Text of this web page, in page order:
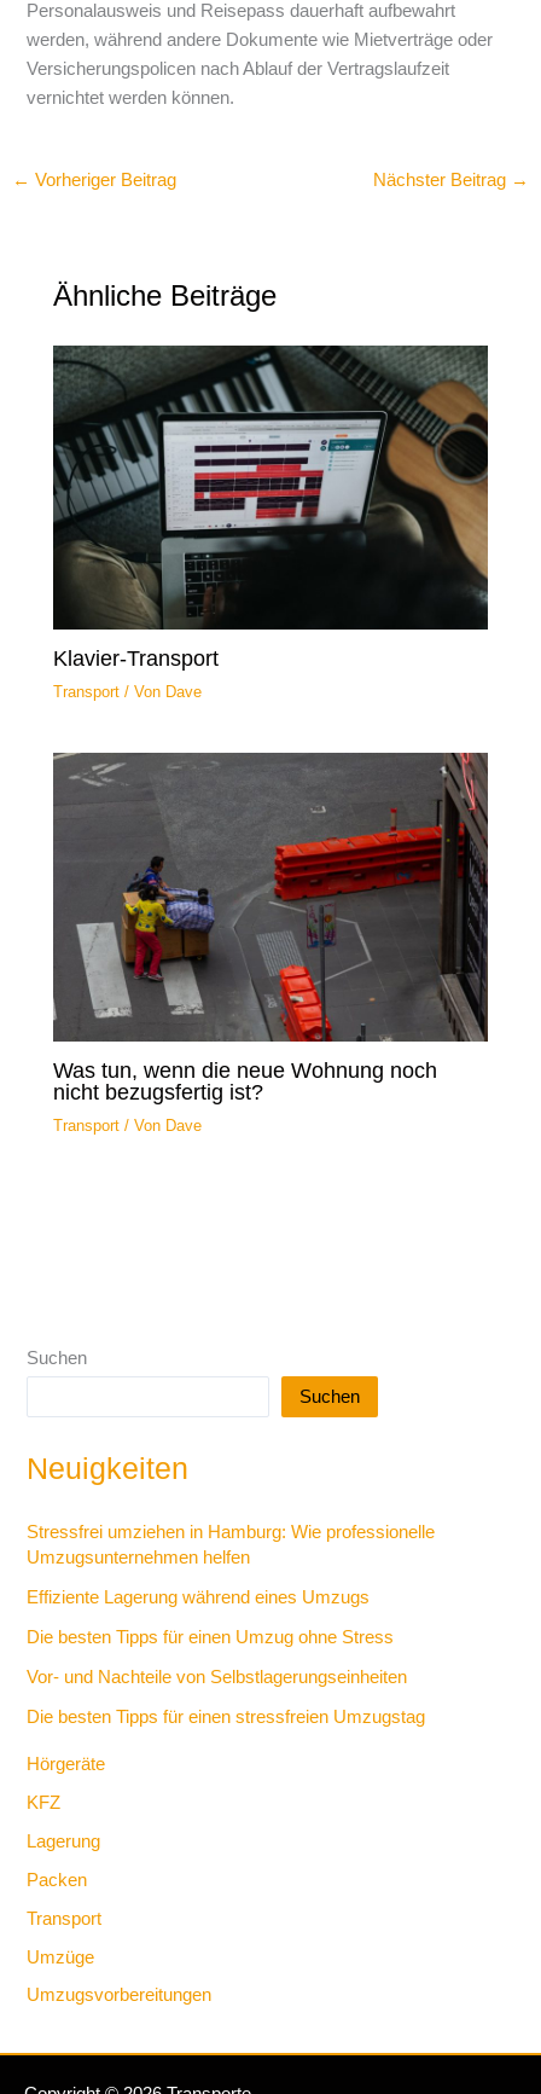
Personalausweis und Reisepass dauerhaft aufbewahrt
werden, während andere Dokumente wie Mietverträge oder
Versicherungspolicen nach Ablauf der Vertragslaufzeit
vernichtet werden können.
← Vorheriger Beitrag Nächster Beitrag →
Ähnliche Beiträge
Klavier-Transport
Transport / Von Dave
Was tun, wenn die neue Wohnung noch
nicht bezugsfertig ist?
Transport / Von Dave
Suchen
Suchen
Neuigkeiten
Stressfrei umziehen in Hamburg: Wie professionelle
Umzugsunternehmen helfen
Effiziente Lagerung während eines Umzugs
Die besten Tipps für einen Umzug ohne Stress
Vor- und Nachteile von Selbstlagerungseinheiten
Die besten Tipps für einen stressfreien Umzugstag
Hörgeräte
KFZ
Lagerung
Packen
Transport
Umzüge
Umzugsvorbereitungen